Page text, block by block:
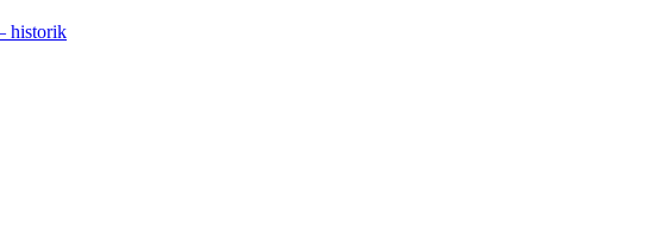
historik